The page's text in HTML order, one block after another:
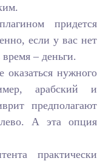
придется
если у вас нет
– деньги.
нужного
арабский и
предполагают
А эта опция
практически